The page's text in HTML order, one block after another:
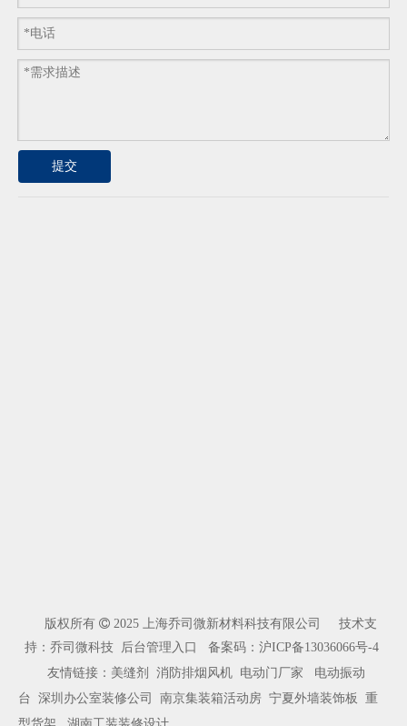
提交
版权所有  2025 上海乔司微新材料科技有限公司 技术支
持：乔司微科技 后台管理入口 备案码： 沪ICP备13036066号-4
友情链接： 美缝剂 消防排烟风机 电动门厂家
电动振动
台 深圳办公室装修公司 南京集装箱活动房 宁夏外墙装饰板
重